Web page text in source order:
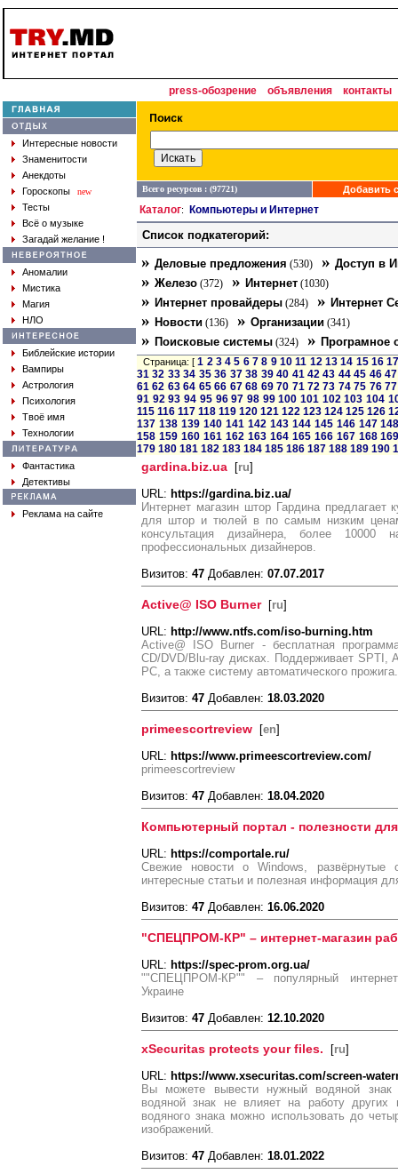
press-обозрение объявления контакты
Интересные новости
Знаменитости
Анекдоты
Гороскопы
new
Тесты
Всё о музыке
Загадай желание !
Аномалии
Мистика
Магия
НЛО
Библейские истории
Вампиры
Астрология
Психология
Твоё имя
Технологии
Фантастика
Детективы
Реклама на сайте
Всего ресурсов : (97721) Добавить
Каталог: Компьютеры и Интернет
Список подкатегорий:
» Деловые предложения (530) » Доступ в
» Железо (372) » Интернет (1030)
» Интернет провайдеры (284) » Интернет
» Новости (136) » Организации (341)
» Поисковые системы (324) » Програмное
Страница: [1 2 3 4 5 6 7 8 9 10 11 12 13 14 15 16
31 32 33 34 35 36 37 38 39 40 41 42 43 44 45 46 47
61 62 63 64 65 66 67 68 69 70 71 72 73 74 75 76 77
91 92 93 94 95 96 97 98 99 100 101 102 103 104
115 116 117 118 119 120 121 122 123 124 125 126
137 138 139 140 141 142 143 144 145 146 147
158 159 160 161 162 163 164 165 166 167 168
179 180 181 182 183 184 185 186 187 188 189 190
gardina.biz.ua [ru]
URL: https://gardina.biz.ua/
Интернет магазин штор Гардина
для штор и тюлей в по самым низким
консультация дизайнера, более 10000
профессиональных дизайнеров.
Визитов: 47 Добавлен: 07.07.2017
Active@ ISO Burner[ru]
URL: http://www.ntfs.com/iso-burning.htm
Active@ ISO Burner - бесплатная
CD/DVD/Blu-ray дисках. Поддерживает SPTI,
PC, а также систему автоматического прожига.
Визитов: 47 Добавлен: 18.03.2020
primeescortreview [en]
URL: https://www.primeescortreview.com/
primeescortreview
Визитов: 47 Добавлен: 18.04.2020
Компьютерный портал - полезности
URL: https://comportale.ru/
Свежие новости о Windows, развёрнутые
интересные статьи и полезная информация
Визитов: 47 Добавлен: 16.06.2020
"СПЕЦПРОМ-КР" – интернет-магазин
URL: https://spec-prom.org.ua/
""СПЕЦПРОМ-КР"" – популярный
Украине
Визитов: 47 Добавлен: 12.10.2020
xSecuritas protects your files. [ru]
URL: https://www.xsecuritas.com/screen-
Вы можете вывести нужный водяной знак
водяной знак не влияет на работу других
водяного знака можно использовать до
изображений.
Визитов: 47 Добавлен: 18.01.2022